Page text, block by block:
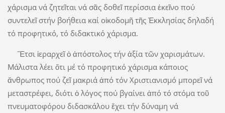
χάρισμα νά ζητεῖται νά σᾶς δοθεῖ περίσσια ἐκεῖνο πού
συντελεῖ στήν βοήθεια καί οἰκοδομῆ τῆς Ἐκκλησίας δηλαδή
τό προφητικό, τό διδακτικό χάρισμα.
Ἔτσι ἱεραρχεῖ ὁ ἀπόστολος τήν ἀξία τῶν χαρισμάτων.
Μάλιστα λέει ὅτι μέ τό προφητικό χάρισμα κάποιος
ἄνθρωπος πού ζεῖ μακριά ἀπό τόν Χριστιανισμό μπορεῖ νά
μεταστρέφει, διότι ὁ λόγος πού βγαίνει ἀπό τό στόμα τοῦ
πνευματοφόρου διδασκάλου ἔχει τήν δύναμη νά